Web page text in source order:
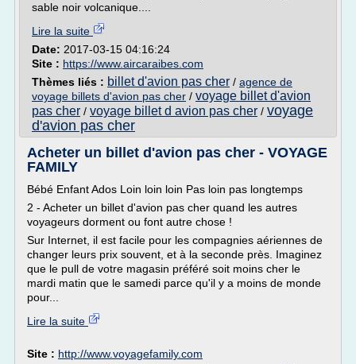
sable noir volcanique....
Lire la suite
Date: 2017-03-15 04:16:24
Site : https://www.aircaraibes.com
Thèmes liés : billet d'avion pas cher / agence de
voyage billets d'avion pas cher / voyage billet d'avion
pas cher / voyage billet d avion pas cher / voyage
d'avion pas cher
Acheter un billet d'avion pas cher - VOYAGE
FAMILY
Bébé Enfant Ados Loin loin loin Pas loin pas longtemps
2 - Acheter un billet d'avion pas cher quand les autres
voyageurs dorment ou font autre chose !
Sur Internet, il est facile pour les compagnies aériennes de
changer leurs prix souvent, et à la seconde près. Imaginez
que le pull de votre magasin préféré soit moins cher le
mardi matin que le samedi parce qu'il y a moins de monde
pour...
Lire la suite
Site : http://www.voyagefamily.com